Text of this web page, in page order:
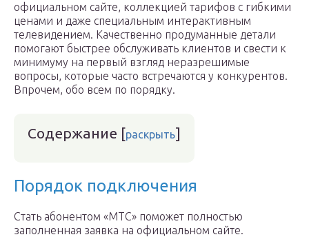
официальном сайте, коллекцией тарифов с гибкими
ценами и даже специальным интерактивным
телевидением. Качественно продуманные детали
помогают быстрее обслуживать клиентов и свести к
минимуму на первый взгляд неразрешимые
вопросы, которые часто встречаются у конкурентов.
Впрочем, обо всем по порядку.
Содержание [раскрыть]
Порядок подключения
Стать абонентом «МТС» поможет полностью
заполненная заявка на официальном сайте.